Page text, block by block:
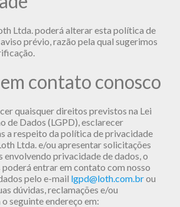
Ltda. poderá alterar esta política de
prévio, razão pela qual sugerimos
contato conosco
quaisquer direitos previstos na Lei
de Dados (LGPD), esclarecer
a respeito da política de privacidade
Ltda. e/ou apresentar solicitações
envolvendo privacidade de dados, o
entrar em contato com nosso
pelo e-mail lgpd@loth.com.brou
dúvidas, reclamações e/ou
seguinte endereço em: